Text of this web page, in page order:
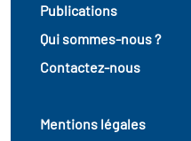
Publications
Qui sommes-nous ?
Contactez-nous
Mentions légales